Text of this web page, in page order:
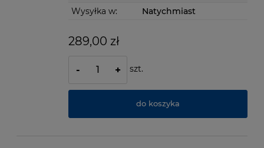
Wysyłka w:
Natychmiast
289,00 zł
- + szt.
do koszyka